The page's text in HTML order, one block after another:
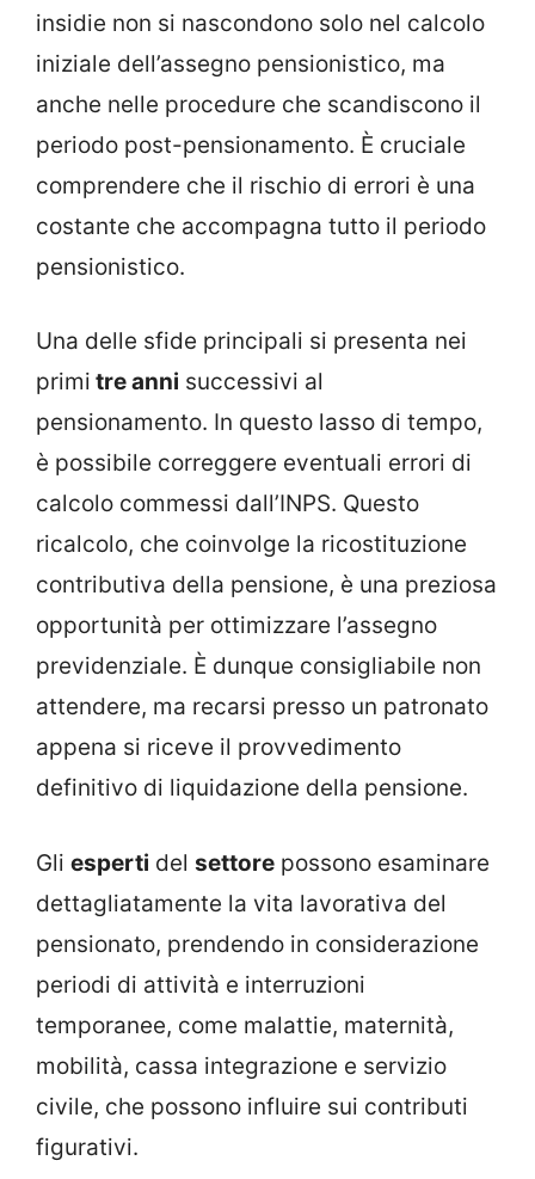
insidie non si nascondono solo nel calcolo
iniziale dell’assegno pensionistico, ma
anche nelle procedure che scandiscono il
periodo post-pensionamento. È cruciale
comprendere che il rischio di errori è una
costante che accompagna tutto il periodo
pensionistico.
Una delle sfide principali si presenta nei
primi tre anni successivi al
pensionamento. In questo lasso di tempo,
è possibile correggere eventuali errori di
calcolo commessi dall’INPS. Questo
ricalcolo, che coinvolge la ricostituzione
contributiva della pensione, è una preziosa
opportunità per ottimizzare l’assegno
previdenziale. È dunque consigliabile non
attendere, ma recarsi presso un patronato
appena si riceve il provvedimento
definitivo di liquidazione della pensione.
Gli esperti del settore possono esaminare
dettagliatamente la vita lavorativa del
pensionato, prendendo in considerazione
periodi di attività e interruzioni
temporanee, come malattie, maternità,
mobilità, cassa integrazione e servizio
civile, che possono influire sui contributi
figurativi.